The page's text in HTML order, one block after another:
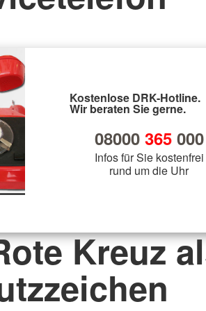
Kostenlose DRK-Hotline.
Wir beraten Sie gerne.
08000 365000
Infos für Sie kostenfrei
rund um die Uhr
Kreuz